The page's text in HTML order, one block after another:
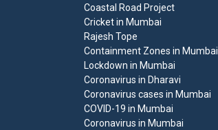
Coastal Road Project
Cricket in Mumbai
Rajesh Tope
Containment Zones in Mumbai
Lockdown in Mumbai
Coronavirus in Dharavi
Coronavirus cases in Mumbai
COVID-19 in Mumbai
Coronavirus in Mumbai